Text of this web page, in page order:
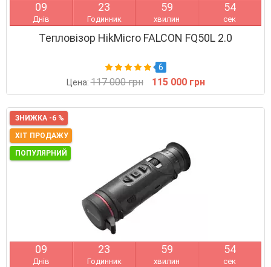
09
Днів
23
Годинник
59
хвилин
54
сек
Тепловізор HikMicro FALCON FQ50L 2.0
6
Цена:117 000 грн 115 000 грн
ЗНИЖКА -6 %
ХІТ ПРОДАЖУ
ПОПУЛЯРНИЙ
09
Днів
23
Годинник
59
хвилин
54
сек